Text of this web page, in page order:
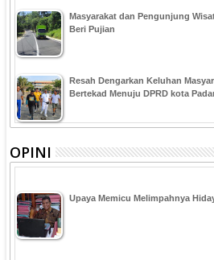
Masyarakat dan Pengunjung
Beri Pujian
Resah Dengarkan Keluhan
Bertekad Menuju DPRD kota
OPINI
Upaya Memicu Melimpahnya